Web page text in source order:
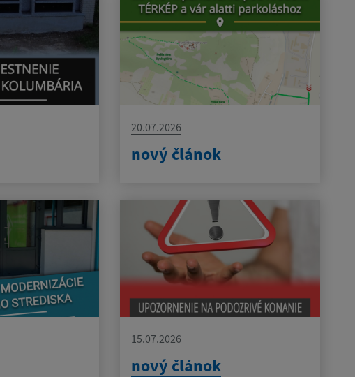
20.07.2026
nový článok
15.07.2026
nový článok